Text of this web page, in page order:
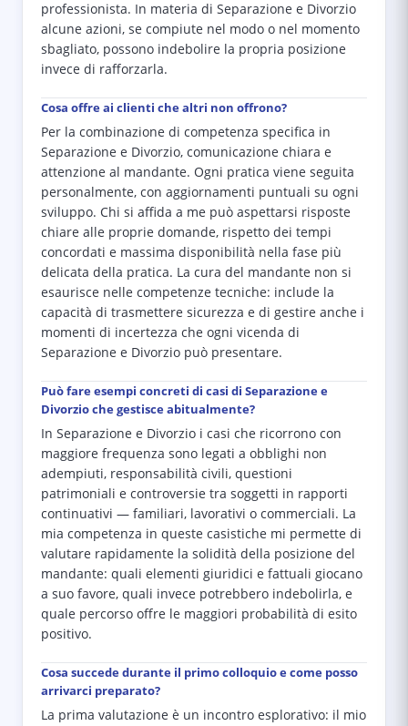
professionista. In materia di Separazione e Divorzio
alcune azioni, se compiute nel modo o nel momento
sbagliato, possono indebolire la propria posizione
invece di rafforzarla.
Cosa offre ai clienti che altri non offrono?
Per la combinazione di competenza specifica in
Separazione e Divorzio, comunicazione chiara e
attenzione al mandante. Ogni pratica viene seguita
personalmente, con aggiornamenti puntuali su ogni
sviluppo. Chi si affida a me può aspettarsi risposte
chiare alle proprie domande, rispetto dei tempi
concordati e massima disponibilità nella fase più
delicata della pratica. La cura del mandante non si
esaurisce nelle competenze tecniche: include la
capacità di trasmettere sicurezza e di gestire anche i
momenti di incertezza che ogni vicenda di
Separazione e Divorzio può presentare.
Può fare esempi concreti di casi di Separazione e
Divorzio che gestisce abitualmente?
In Separazione e Divorzio i casi che ricorrono con
maggiore frequenza sono legati a obblighi non
adempiuti, responsabilità civili, questioni
patrimoniali e controversie tra soggetti in rapporti
continuativi — familiari, lavorativi o commerciali. La
mia competenza in queste casistiche mi permette di
valutare rapidamente la solidità della posizione del
mandante: quali elementi giuridici e fattuali giocano
a suo favore, quali invece potrebbero indebolirla, e
quale percorso offre le maggiori probabilità di esito
positivo.
Cosa succede durante il primo colloquio e come posso
arrivarci preparato?
La prima valutazione è un incontro esplorativo: il mio